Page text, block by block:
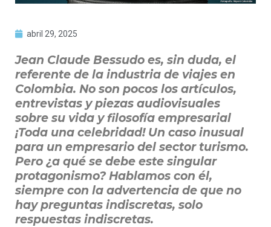
abril 29, 2025
Jean Claude Bessudo es, sin duda, el
referente de la industria de viajes en
Colombia. No son pocos los artículos,
entrevistas y piezas audiovisuales
sobre su vida y filosofía empresarial
¡Toda una celebridad! Un caso inusual
para un empresario del sector turismo.
Pero ¿a qué se debe este singular
protagonismo? Hablamos con él,
siempre con la advertencia de que no
hay preguntas indiscretas, solo
respuestas indiscretas.